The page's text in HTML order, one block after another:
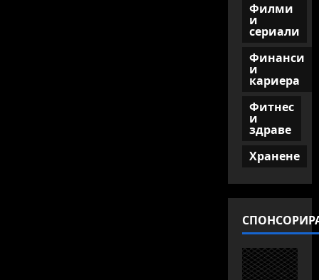
Филми
и
сериали
Финанси
и
кариера
Фитнес
и
здраве
Хранене